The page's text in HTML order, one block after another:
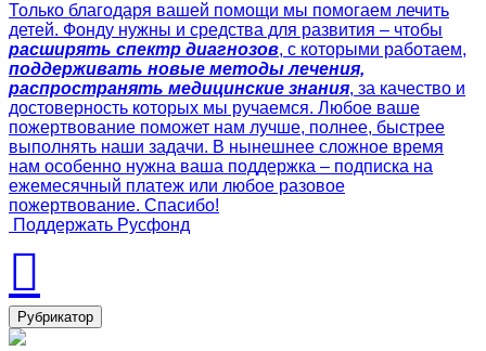
Только благодаря вашей помощи мы помогаем лечить
детей. Фонду нужны и средства для развития – чтобы
расширять спектр диагнозов, с которыми работаем,
поддерживать новые методы лечения,
распространять медицинские знания, за качество и
достоверность которых мы ручаемся. Любое ваше
пожертвование поможет нам лучше, полнее, быстрее
выполнять наши задачи. В нынешнее сложное время
нам особенно нужна ваша поддержка – подписка на
ежемесячный платеж или любое разовое
пожертвование. Спасибо!
Поддержать Русфонд
Рубрикатор